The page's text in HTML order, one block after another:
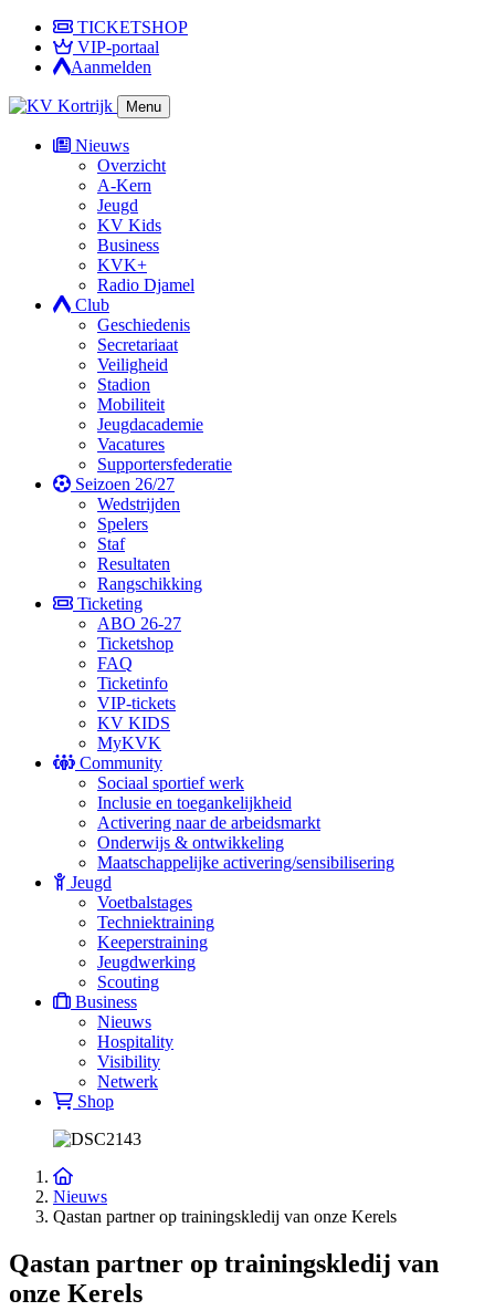
TICKETSHOP
VIP-portaal
Aanmelden
Menu
Nieuws
Overzicht
A-Kern
Jeugd
KV Kids
Business
KVK+
Radio Djamel
Club
Geschiedenis
Secretariaat
Veiligheid
Stadion
Mobiliteit
Jeugdacademie
Vacatures
Supportersfederatie
Seizoen 26/27
Wedstrijden
Spelers
Staf
Resultaten
Rangschikking
Ticketing
ABO 26-27
Ticketshop
FAQ
Ticketinfo
VIP-tickets
KV KIDS
MyKVK
Community
Sociaal sportief werk
Inclusie en toegankelijkheid
Activering naar de arbeidsmarkt
Onderwijs & ontwikkeling
Maatschappelijke activering/sensibilisering
Jeugd
Voetbalstages
Techniektraining
Keeperstraining
Jeugdwerking
Scouting
Business
Nieuws
Hospitality
Visibility
Netwerk
Shop
Nieuws
Qastan partner op trainingskledij van onze Kerels
Qastan partner op trainingskledij van
onze Kerels